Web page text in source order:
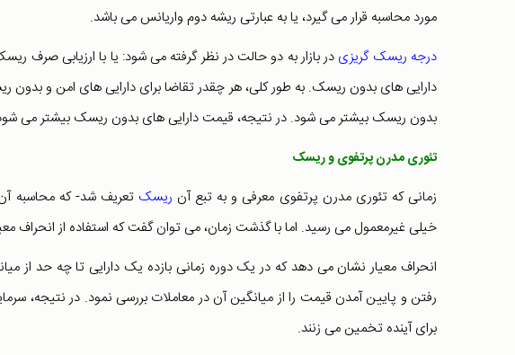
مورد محاسبه قرار می گیرد، یا به عبارتی ریشه دوم واریانس می باشد.
درجه ریسک گریزیدر بازار به دو حالت در نظر گرفته می شود: یا با ارزیابی صرف
دارایی های بدون ریسک. به طور کلی، هر چقدر تقاضا برای دارایی های امن و بدون
بدون ریسک بیشتر می شود. در نتیجه، قیمت دارایی های بدون ریسک بیشتر می
تئوری مدرن پرتفوی و ریسک
زمانی که تئوری مدرن پرتفوی معرفی و به تبع آن ریسک تعریف شد- که محاسبه آن
خیلی غیرمعمول می رسید. اما با گذشت زمان، می ­توان گفت که استفاده از انحراف
انحراف معیار نشان می دهد که در یک دوره زمانی بازده یک دارایی تا چه حد از
رفتن و پایین آمدن قیمت را از میانگین آن در معاملات بررسی نمود. در نتیجه،
برای آینده تخمین می زنند.